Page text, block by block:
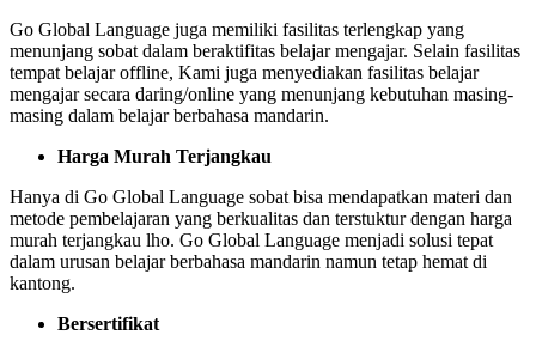
Go Global Language juga memiliki fasilitas terlengkap yang
menunjang sobat dalam beraktifitas belajar mengajar. Selain fasilitas
tempat belajar offline, Kami juga menyediakan fasilitas belajar
mengajar secara daring/online yang menunjang kebutuhan masing-
masing dalam belajar berbahasa mandarin.
Harga Murah Terjangkau
Hanya di Go Global Language sobat bisa mendapatkan materi dan
metode pembelajaran yang berkualitas dan terstuktur dengan harga
murah terjangkau lho. Go Global Language menjadi solusi tepat
dalam urusan belajar berbahasa mandarin namun tetap hemat di
kantong.
Bersertifikat